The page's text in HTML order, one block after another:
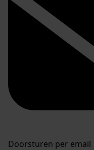
Doorsturen per email